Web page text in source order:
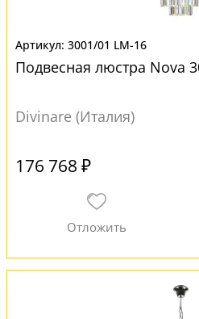
3001/01 LM-16
Подвесная люстра Nova
Divinare (Италия)
176 768 ₽